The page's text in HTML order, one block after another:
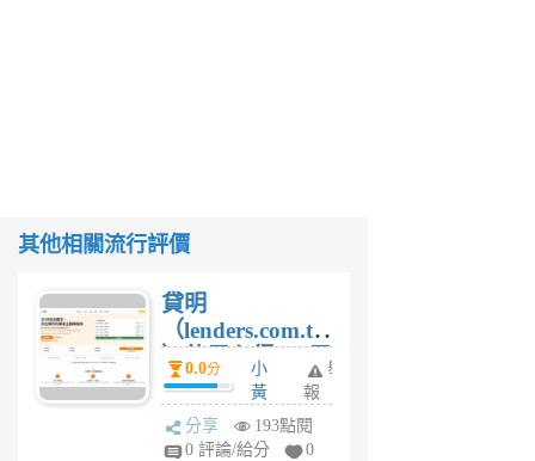
其他相關流行評價
貸明
（lenders.com.tw
）使用心得 — 民
間貸款比較平台
體驗
0.0分
小
黃
蜂
1
舉
報
分享
193點閱
0 評論/給分
0